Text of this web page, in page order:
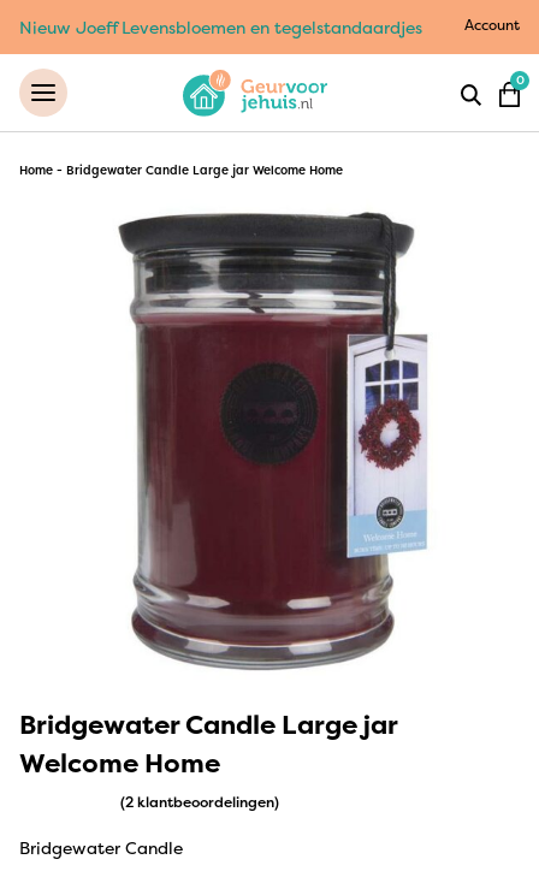
Nieuw Joeff Levensbloemen en tegelstandaardjes Account
0
Home - Bridgewater Candle Large jar Welcome Home
Bridgewater Candle Large jar
Welcome Home
(2 klantbeoordelingen)
Bridgewater Candle